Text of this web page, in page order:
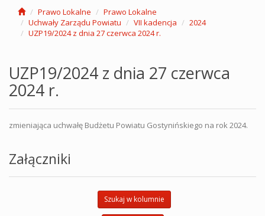
Prawo Lokalne
Prawo Lokalne
Uchwały Zarządu Powiatu
VII kadencja
2024
UZP19/2024 z dnia 27 czerwca 2024 r.
UZP19/2024 z dnia 27 czerwca
2024 r.
zmieniająca uchwałę Budżetu Powiatu Gostynińskiego na rok 2024.
Załączniki
Szukaj w kolumnie